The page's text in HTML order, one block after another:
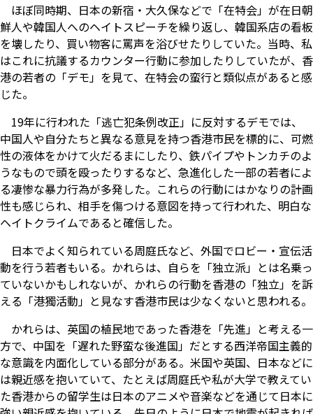
ほぼ同時期、日本の新宿・大久保などで「在特会」が在日朝
鮮人や韓国人へのヘイトスピーチを繰り返し、韓国系店の看板
を壊したり、買い物客に罵声を浴びせたりしていた。当時、私
はこれに抗議するカウンター行動に参加したりしていたが、香
港の若者の「デモ」を見て、在特会の蛮行と類似点があると感
じた。
19年に行われた「逃亡犯条例改正」に反対するデモでは、
中国人や自分たちと異なる意見を持つ香港市民を標的に、可燃
性の液体をかけて火だるまにしたり、鉄パイプやトンカチのよ
うなもので頭を殴ったりするなど、急進化した一部の若者によ
る凄惨な暴力行為が多発した。これらの行動にはかなりの計画
性も感じられ、相手を傷つける意図を持って行われた、明白な
ヘイトクライムであると確信した。
日本でよく知られている周庭氏など、外国でロビー・宣伝活
動を行う若者もいる。かれらは、自らを「独立派」とは名乗っ
ていないかもしれないが、かれらの行動を香港の「独立」を訴
える「港獨活動」と見なす香港市民は少なくないと思われる。
かれらは、英国の植民地であった香港を「先進」と考える一
方で、中国を「遅れた野蛮な後進国」だとする西洋帝国主義的
な意識を内面化している部分がある。米国や英国、日本などに
は親近感を抱いていて、たとえば周庭氏や私が大学で教えてい
た香港からの留学生は日本のアニメや音楽などを通じて日本に